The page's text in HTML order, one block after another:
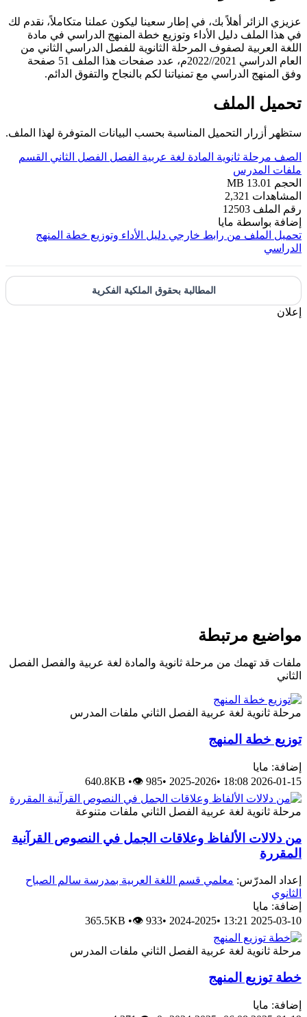
عزيزي الزائر أهلاً بك، في إطار سعينا ليكون عملنا متكاملاً، نقدم لك
في هذا الملف دليل الأداء وتوزيع خطة المنهج الدراسي في مادة
اللغة العربية لصفوف المرحلة الثانوية للفصل الدراسي الثاني من
العام الدراسي 2021//2022م، عدد صفحات هذا الملف 51 صفحة
وفق المنهج الدراسي مع تمنياتنا لكم بالنجاح والتفوق الدائم.
تحميل الملف
ستظهر أزرار التحميل المناسبة بحسب البيانات المتوفرة لهذا الملف.
الصف مرحلة ثانوية المادة لغة عربية الفصل الفصل الثاني
القسم
ملفات المدرس
الحجم 13.01 MB
المشاهدات 2,321
رقم الملف 12503
إضافة بواسطة مايا
تحميل الملف من رابط خارجي دليل الأداء وتوزيع خطة المنهج
الدراسي
المطالبة بحقوق الملكية الفكرية
إعلان
مواضيع مرتبطة
ملفات قد تهمك من مرحلة ثانوية والمادة لغة عربية والفصل الفصل
الثاني
مرحلة ثانوية لغة عربية الفصل الثاني ملفات المدرس
توزيع خطة المنهج
إضافة: مايا
2026-01-15 18:08
•
2025-2026
•
640.8KB •👁 985
مرحلة ثانوية لغة عربية الفصل الثاني ملفات متنوعة
من دلالات الألفاظ وعلاقات الجمل في النصوص القرآنية
المقررة
إعداد المدرّس: معلمي قسم اللغة العربية بمدرسة سالم الصباح
الثانوي
إضافة: مايا
2025-03-10 13:21
•
2024-2025
•
365.5KB •👁 933
مرحلة ثانوية لغة عربية الفصل الثاني ملفات المدرس
خطة توزيع المنهج
إضافة: مايا